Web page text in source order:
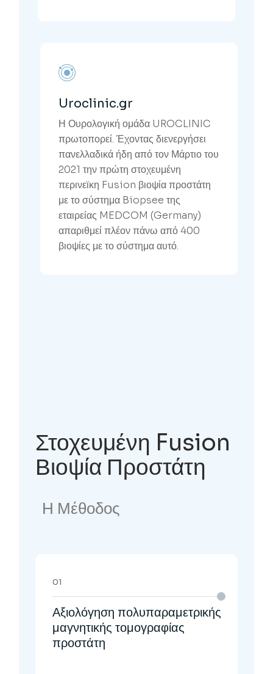
Uroclinic.gr
Η Ουρολογική ομάδα UROCLINIC
πρωτοπορεί. Έχοντας διενεργήσει
πανελλαδικά ήδη από τον Μάρτιο του
2021 την πρώτη στοχευμένη
περινεϊκη Fusion βιοψία προστάτη
με το σύστημα Biopsee της
εταιρείας MEDCOM (Germany)
απαριθμεί πλέον πάνω από 400
βιοψίες με το σύστημα αυτό.
Στοχευμένη Fusion
Βιοψία Προστάτη
Η Μέθοδος
01
Αξιολόγηση πολυπαραμετρικής
μαγνητικής τομογραφίας
προστάτη